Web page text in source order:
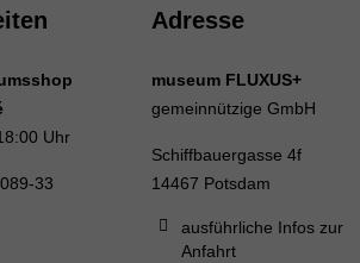
Uhr
33
Adresse
museum FLUXUS+
gemeinnützige GmbH
Schiffbauergasse 4f
14467 Potsdam
ausführliche Infos zur
Anfahrt